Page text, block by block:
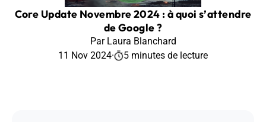
Core Update Novembre 2024 : à quoi s’attendre
de Google ?
Par Laura Blanchard
11 Nov 2024· 5 minutes de lecture